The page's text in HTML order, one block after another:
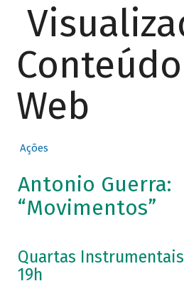
Web
Ações
Antonio Guerra:
“Movimentos”
Quartas Instrumentais
19h